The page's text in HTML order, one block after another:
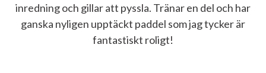
inredning och gillar att pyssla. Tränar en del och har
ganska nyligen upptäckt paddel som jag tycker är
fantastiskt roligt!